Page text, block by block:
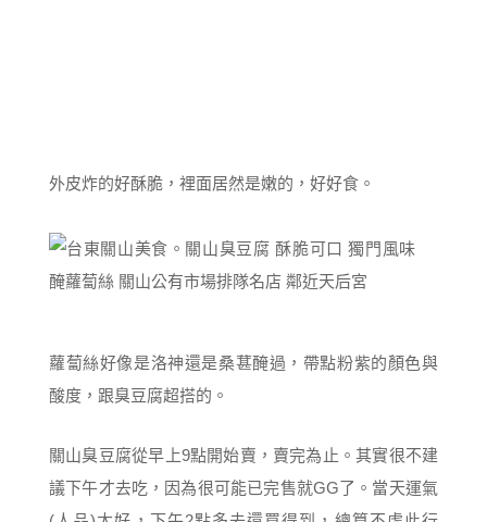
外皮炸的好酥脆，裡面居然是嫩的，好好食。
蘿蔔絲好像是洛神還是桑葚醃過，帶點粉紫的顏色與
酸度，跟臭豆腐超搭的。
關山臭豆腐從早上9點開始賣，賣完為止。其實很不建
議下午才去吃，因為很可能已完售就GG了。當天運氣